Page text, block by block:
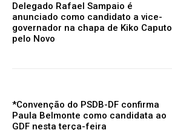
Delegado Rafael Sampaio é
anunciado como candidato a vice-
governador na chapa de Kiko Caputo
pelo Novo
*Convenção do PSDB-DF confirma
Paula Belmonte como candidata ao
GDF nesta terça-feira